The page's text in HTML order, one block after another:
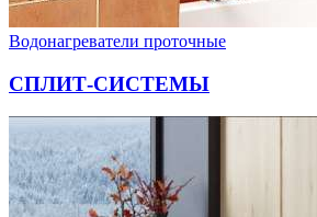
Водонагреватели проточные
СПЛИТ-СИСТЕМЫ